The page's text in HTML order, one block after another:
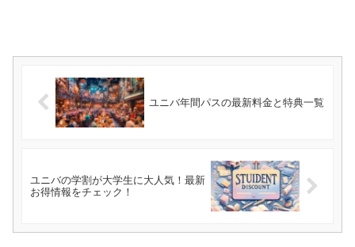
ユニバ年間パスの最新料金と特典一覧
ユニバの学割が大学生に大人気！最新
お得情報をチェック！